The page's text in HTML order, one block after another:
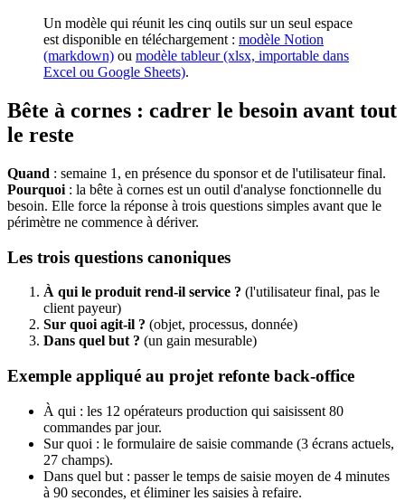
Un modèle qui réunit les cinq outils sur un seul espace
est disponible en téléchargement : modèle Notion
(markdown) ou modèle tableur (xlsx, importable dans
Excel ou Google Sheets).
Bête à cornes : cadrer le besoin avant tout
le reste
Quand : semaine 1, en présence du sponsor et de l'utilisateur final.
Pourquoi : la bête à cornes est un outil d'analyse fonctionnelle du
besoin. Elle force la réponse à trois questions simples avant que le
périmètre ne commence à dériver.
Les trois questions canoniques
À qui le produit rend-il service ? (l'utilisateur final, pas le
client payeur)
Sur quoi agit-il ? (objet, processus, donnée)
Dans quel but ? (un gain mesurable)
Exemple appliqué au projet refonte back-office
À qui : les 12 opérateurs production qui saisissent 80
commandes par jour.
Sur quoi : le formulaire de saisie commande (3 écrans actuels,
27 champs).
Dans quel but : passer le temps de saisie moyen de 4 minutes
à 90 secondes, et éliminer les saisies à refaire.